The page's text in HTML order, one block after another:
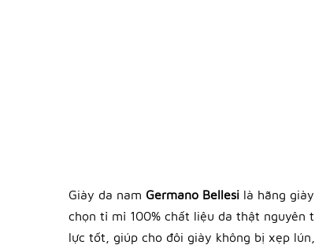
Giày da nam Germano Bellesi là hãng
chọn tỉ mỉ 100% chất liệu da thật nguyên
lực tốt, giúp cho đôi giày không bị xẹp